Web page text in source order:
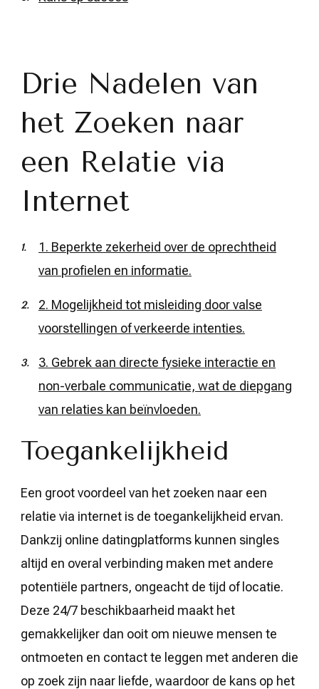
Drie Nadelen van
het Zoeken naar
een Relatie via
Internet
1. Beperkte zekerheid over de oprechtheid
van profielen en informatie.
2. Mogelijkheid tot misleiding door valse
voorstellingen of verkeerde intenties.
3. Gebrek aan directe fysieke interactie en
non-verbale communicatie, wat de diepgang
van relaties kan beïnvloeden.
Toegankelijkheid
Een groot voordeel van het zoeken naar een
relatie via internet is de toegankelijkheid ervan.
Dankzij online datingplatforms kunnen singles
altijd en overal verbinding maken met andere
potentiële partners, ongeacht de tijd of locatie.
Deze 24/7 beschikbaarheid maakt het
gemakkelijker dan ooit om nieuwe mensen te
ontmoeten en contact te leggen met anderen die
op zoek zijn naar liefde, waardoor de kans op het